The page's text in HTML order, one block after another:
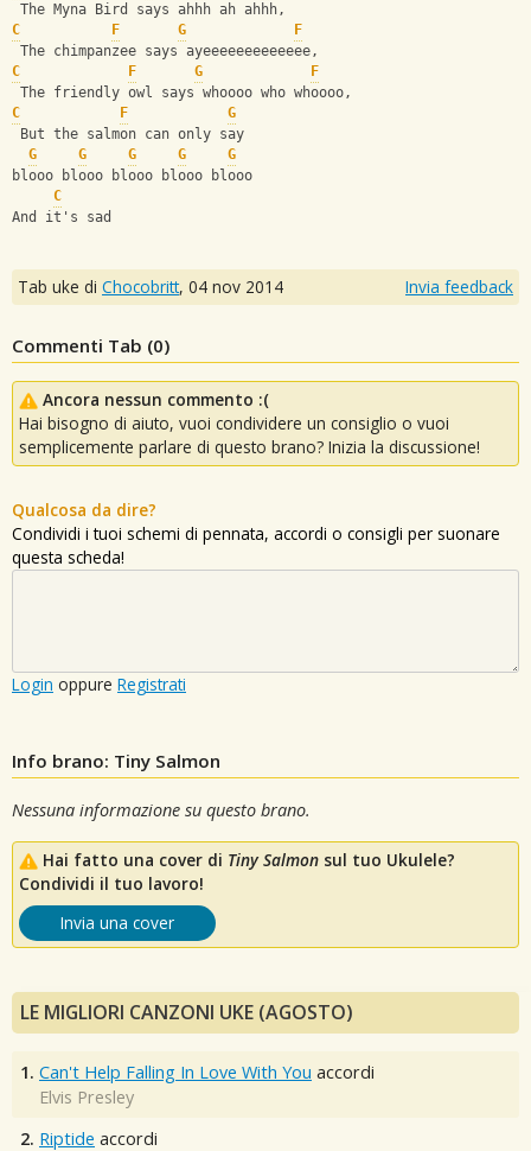
The Myna Bird says ahhh ah ahhh,
C
F G
F
The chimpanzee says ayeeeeeeeeeeeee,
C
F G
F
The friendly owl says whoooo who whoooo,
C
F
G
But the salmon can only say
G
G G G
G
blooo blooo blooo blooo blooo
C
And it's sad
Tab uke di Chocobritt, 04 nov 2014 Invia feedback
Commenti Tab (0)
Ancora nessun commento :(
Hai bisogno di aiuto, vuoi condividere un consiglio o vuoi
semplicemente parlare di questo brano? Inizia la discussione!
Qualcosa da dire?
Condividi i tuoi schemi di pennata, accordi o consigli per suonare
questa scheda!
Login oppure Registrati
Info brano: Tiny Salmon
Nessuna informazione su questo brano.
Hai fatto una cover di Tiny Salmon sul tuo Ukulele?
Condividi il tuo lavoro!
Invia una cover
LE MIGLIORI CANZONI UKE (AGOSTO)
1. Can't Help Falling In Love With You accordi
Elvis Presley
2. Riptide accordi